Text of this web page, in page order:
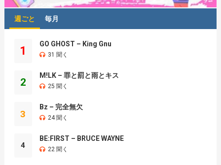
週ごと 毎月
1
GO GHOST – King Gnu
31 聞く
2
M!LK – 罪と罰と雨とキス
25 聞く
3
Bz – 完全無欠
24 聞く
4
BE:FIRST – BRUCE WAYNE
22 聞く